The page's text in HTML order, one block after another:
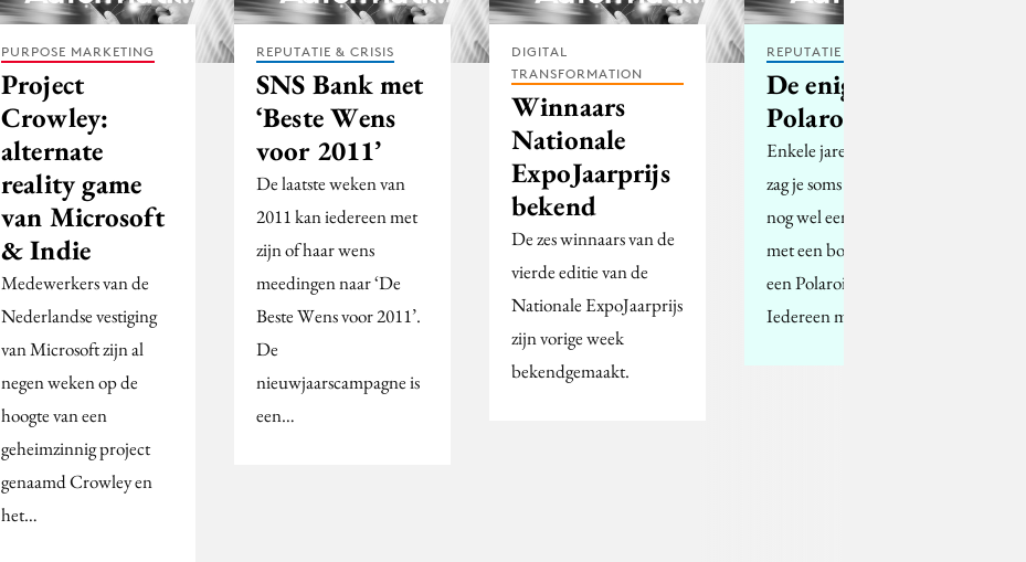
PURPOSE MARKETING
Project
Crowley:
alternate
reality game
van Microsoft
& Indie
Medewerkers van de
Nederlandse vestiging
van Microsoft zijn al
negen weken op de
hoogte van een
geheimzinnig project
genaamd Crowley en
het…
REPUTATIE & CRISIS
SNS Bank met
‘Beste Wens
voor 2011’
De laatste weken van
2011 kan iedereen met
zijn of haar wens
meedingen naar ‘De
Beste Wens voor 2011’.
De
nieuwjaarscampagne is
een…
DIGITAL
TRANSFORMATION
Winnaars
Nationale
ExpoJaarprijs
bekend
De zes winnaars van de
vierde editie van de
Nationale ExpoJaarprijs
zijn vorige week
bekendgemaakt.
REPUTATIE & CRISIS
De enige echte
Polaroid app
Enkele jaren geleden
zag je soms in de horeca
nog wel eens een Indiër
met een bos rozen en
een Polaroid Camera.
Iedereen maakt…